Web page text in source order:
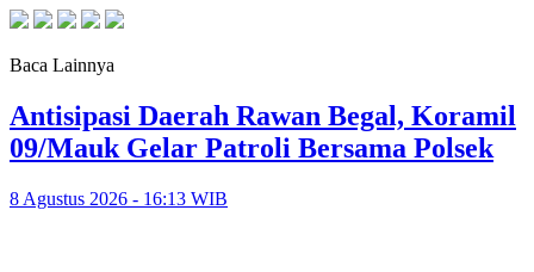
Baca Lainnya
Antisipasi Daerah Rawan Begal, Koramil
09/Mauk Gelar Patroli Bersama Polsek
8 Agustus 2026 - 16:13 WIB